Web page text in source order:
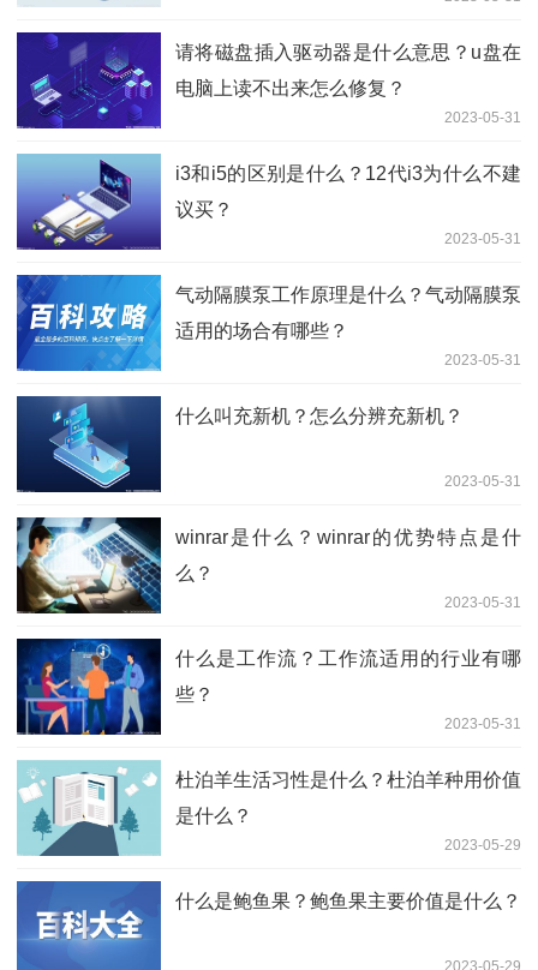
请将磁盘插入驱动器是什么意思？u盘在
电脑上读不出来怎么修复？
2023-05-31
i3和i5的区别是什么？12代i3为什么不建
议买？
2023-05-31
气动隔膜泵工作原理是什么？气动隔膜泵
适用的场合有哪些？
2023-05-31
什么叫充新机？怎么分辨充新机？
2023-05-31
winrar是什么？winrar的优势特点是什
么？
2023-05-31
什么是工作流？工作流适用的行业有哪
些？
2023-05-31
杜泊羊生活习性是什么？杜泊羊种用价值
是什么？
2023-05-29
什么是鲍鱼果？鲍鱼果主要价值是什么？
2023-05-29